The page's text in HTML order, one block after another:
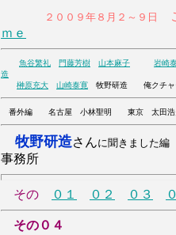
２００９年８月２～９日
ｍｅ
魚谷繁礼 門藤芳樹 山本麻子
岩崎
造
榊原充大
山崎泰寛 牧野研造 俺
番外編 名古屋 小林聖明 東京 太田浩
牧野研造さんに聞きました
事務所
その ０１ ０２ ０３
その０４